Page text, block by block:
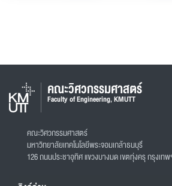
คณะวิศวกรรมศาสตร์
Faculty of Engineering, KMUTT
คณะวิศวกรรมศาสตร์
มหาวิทยาลัยเทคโนโลยีพระจอมเกล้าธนบุรี
126 ถนนประชาอุทิศ แขวงบางมด เขตทุ่งครุ กรุงเทพ